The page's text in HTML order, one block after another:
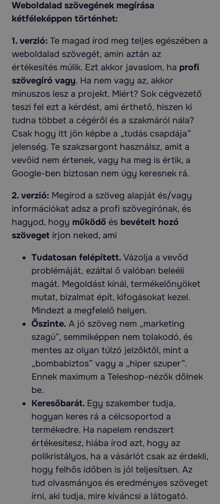
Weboldalad szövegének megírása
kétféleképpen történhet:
1. verzió: Te magad írod meg teljes egészében a
weboldalad szövegét, amin aztán az
értékesítés múlik. Ezt akkor javaslom, ha profi
szövegíró vagy. Ha nem vagy az, akkor
mínuszos lesz a projekt. Miért? Sok cégvezető
teszi fel ezt a kérdést, ami érthető, hiszen ki
tudna többet a cégéről és a szakmáról nála?
Csak hogy itt jön képbe a „tudás csapdája”
jelenség. Te szakzsargont használsz, amit a
vevőid nem értenek, vagy ha meg is értik, a
Google-ben biztosan nem úgy keresnek rá.
2. verzió: Megírod a szöveg alapját és/vagy
információkat adsz a profi szövegírónak, és
hagyod, hogy működő és bevételt hozó
szöveget írjon neked, ami
Tudatosan felépített. Vázolja a vevőd
problémáját, ezáltal ő valóban beleéli
magát. Megoldást kínál, termékelőnyöket
mutat, bizalmat épít, kifogásokat kezel.
Mindezt a megfelelő helyen.
Őszinte. A jó szöveg nem „marketing
szagú”, semmiképpen nem tolakodó, és
mentes az olyan túlzó jelzőktől, mint a
„bombabiztos” vagy a „hiper szuper”.
Ennek maximum a Teleshop-nézők dőlnek
be.
Keresőbarát. Egy szakember tudja,
hogyan keres rá a célcsoportod a
termékedre. Ha napelem rendszert
értékesítesz, hiába írod azt, hogy az
polikristályos, ha a vásárlót csak az érdekli,
hogy felhős időben is jól teljesítsen. Az
tud olvasmányos és eredményes szöveget
írni, aki tudja, mire kíváncsi a látogató.